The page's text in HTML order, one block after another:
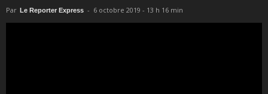
Par Le Reporter Express - 6 octobre 2019 - 13 h 16 min